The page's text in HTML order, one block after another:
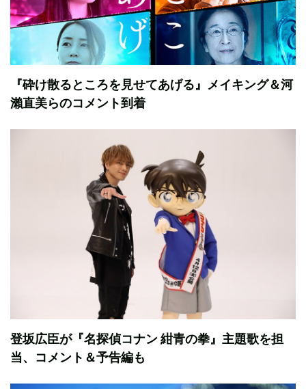
『砕け散るところを見せてあげる』メイキング＆河
瀨直美らのコメント到着
登坂広臣が『名探偵コナン 紺青の拳』主題歌を担
当、コメント＆予告編も